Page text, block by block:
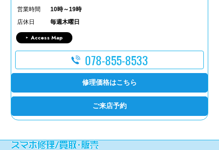
営業時間
10時～19時
店休日
毎週木曜日
Access Map
078-855-8533
修理価格はこちら
ご来店予約